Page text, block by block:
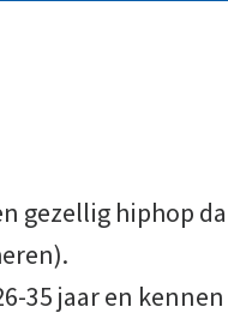
gezellig hiphop
35 jaar en